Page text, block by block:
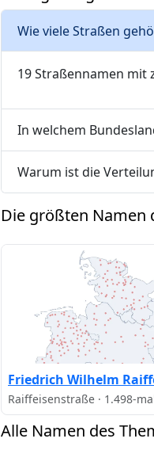
Wie viele Straßen
19 Straßennamen mit
In welchem
Warum ist die
Die größten Namen
Friedrich Wilhelm
Raiffeisenstraße · 1.498-
Alle Namen des